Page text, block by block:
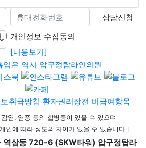
개인정보 수집동의
[내용보기]
상담신청
취급방침 환자권리장전 비급여항목
염, 염증 등의 합병증이 있을 수 있으며
인에 따라 정도의 차이가 있을 수 있습니다 ]
역삼동 720-6 (SKW타워) 압구정탑라